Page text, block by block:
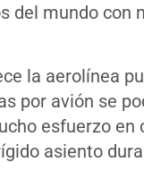
del mundo con
la aerolínea
por avión se
esfuerzo
asiento